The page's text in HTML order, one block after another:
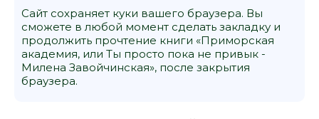
Сайт сохраняет куки вашего браузера. Вы
сможете в любой момент сделать закладку и
продолжить прочтение книги «Приморская
академия, или Ты просто пока не привык -
Милена Завойчинская», после закрытия
браузера.